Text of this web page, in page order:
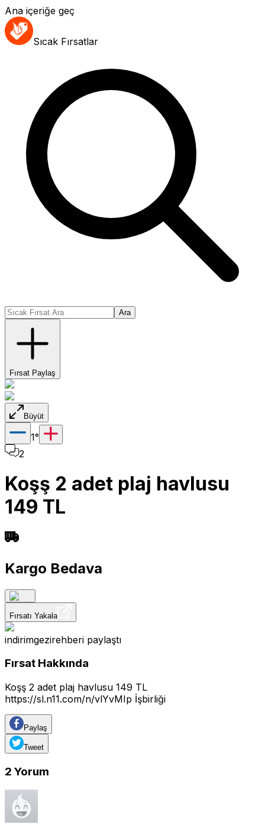
Ana içeriğe geç
Sıcak Fırsatlar
Ara
Fırsat Paylaş
Büyüt
1°
2
Koşş 2 adet plaj havlusu
149 TL
Kargo Bedava
Fırsatı Yakala
indirimgezirehberi paylaştı
Fırsat Hakkında
Koşş 2 adet plaj havlusu 149 TL
https://sl.n11.com/n/vlYvMIp İşbirliği
Paylaş
Tweet
2 Yorum